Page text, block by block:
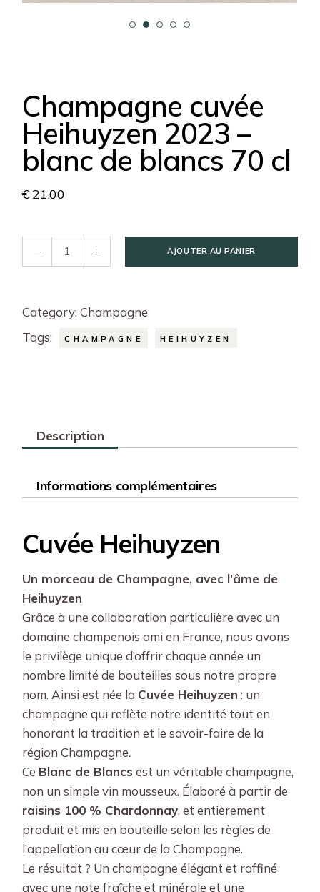
Champagne cuvée
Heihuyzen 2023 –
blanc de blancs 70 cl
€21,00
Champagne cuvée Heihuyzen 2023 - blanc de
AJOUTER AU PANIER
Category: Champagne
Tags:
CHAMPAGNE HEIHUYZEN
Description
Informations complémentaires
Cuvée Heihuyzen
Un morceau de Champagne, avec l’âme de
Heihuyzen
Grâce à une collaboration particulière avec un
domaine champenois ami en France, nous avons
le privilège unique d’offrir chaque année un
nombre limité de bouteilles sous notre propre
nom. Ainsi est née la Cuvée Heihuyzen : un
champagne qui reflète notre identité tout en
honorant la tradition et le savoir-faire de la
région Champagne.
Ce Blanc de Blancs est un véritable champagne,
non un simple vin mousseux. Élaboré à partir de
raisins 100 % Chardonnay, et entièrement
produit et mis en bouteille selon les règles de
l’appellation au cœur de la Champagne.
Le résultat ? Un champagne élégant et raffiné
avec une note fraîche et minérale et une